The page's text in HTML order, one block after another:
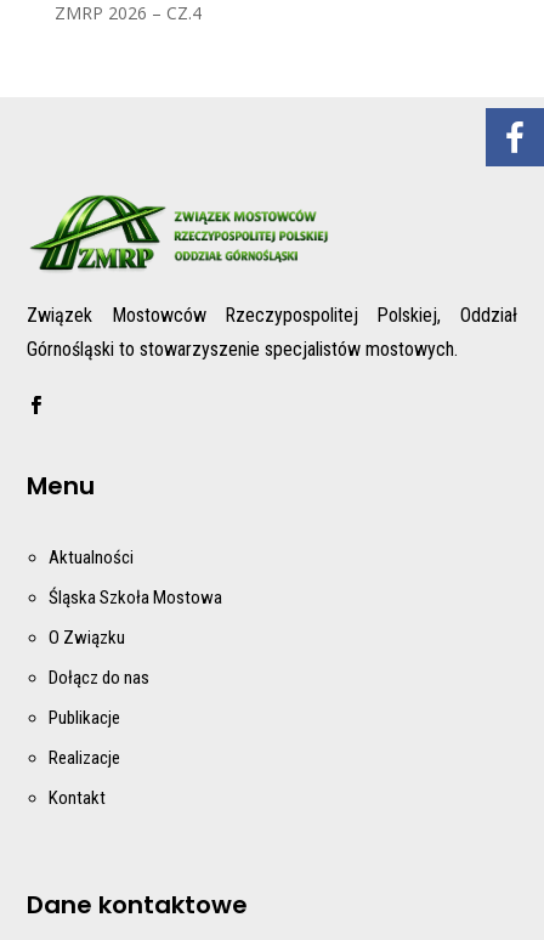
ZMRP 2026 – CZ.4
Związek Mostowców Rzeczypospolitej Polskiej, Oddział
Górnośląski to stowarzyszenie specjalistów mostowych.
Menu
Aktualności
Śląska Szkoła Mostowa
O Związku
Dołącz do nas
Publikacje
Realizacje
Kontakt
Dane kontaktowe